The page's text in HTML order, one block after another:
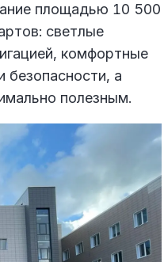
площадью 10 500
светлые
комфортные
а
полезным.